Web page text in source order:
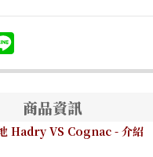
商品資訊
Hadry VS Cognac- 介紹